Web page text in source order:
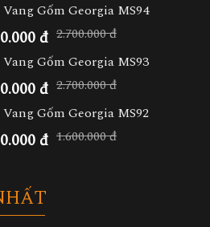
Gốm Georgia MS94
đ 2.700.000 đ
Gốm Georgia MS93
đ 2.700.000 đ
Gốm Georgia MS92
đ 1.600.000 đ